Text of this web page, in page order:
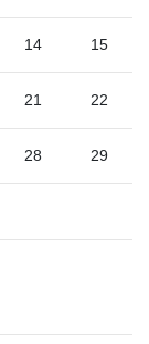
14 15
21 22
28 29